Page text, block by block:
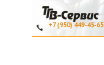
+7 (950) 449-45-65